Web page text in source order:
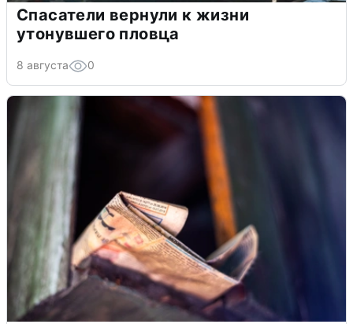
Спасатели вернули к жизни
утонувшего пловца
8 августа 0